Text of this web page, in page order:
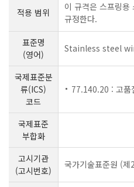
적용 범위
이 규격은 스프링용
규정한다.
표준명
(영어)
Stainless steel
국제표준분
류(ICS)
코드
77.140.20 : 고품
국제표준
부합화
고시기관
(고시번호)
국가기술표준원 (